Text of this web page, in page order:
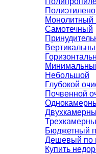
Монолитный
Самотечный
Небольшой
Глубокой
Почвенной
Бюджетный
Дешевый по
Купить